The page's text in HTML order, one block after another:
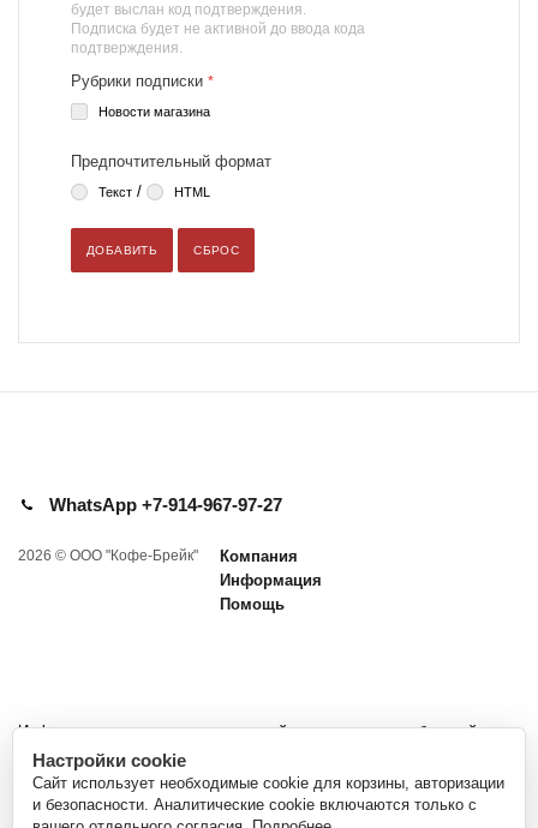
будет выслан код подтверждения.
Подписка будет не активной до ввода кода
подтверждения.
Рубрики подписки *
Новости магазина
Предпочтительный формат
Текст / HTML
WhatsApp +7-914-967-97-27
2026 © ООО "Кофе-Брейк"
Компания
Информация
Помощь
Информация представленная на сайте не является публичной
офертой и носит информационный характер.
*Nespresso и Неспрессо - зарегистрированные товарные знаки Société
des Produits Nestlé S.A.
Настройки cookie
Сайт использует необходимые cookie для корзины, авторизации
и безопасности. Аналитические cookie включаются только с